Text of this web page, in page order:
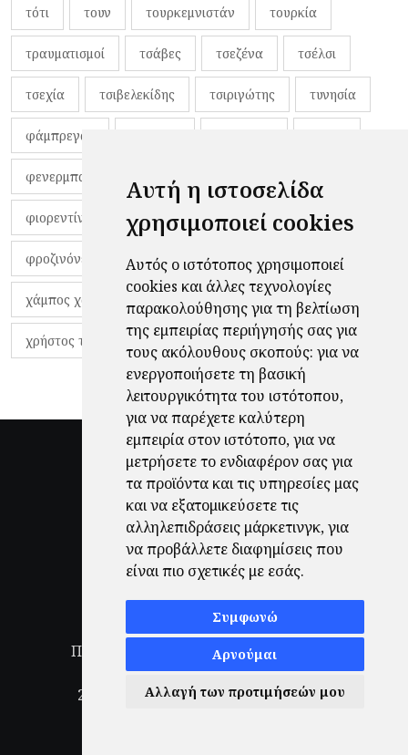
Αυτή η ιστοσελίδα
χρησιμοποιεί cookies
Αυτός ο ιστότοπος χρησιμοποιεί
cookies και άλλες τεχνολογίες
παρακολούθησης για τη βελτίωση
της εμπειρίας περιήγησής σας για
τους ακόλουθους σκοπούς: για να
ενεργοποιήσετε τη βασική
λειτουργικότητα του ιστότοπου,
για να παρέχετε καλύτερη
εμπειρία στον ιστότοπο,για να
μετρήσετε το ενδιαφέρον σας για
τα προϊόντα και τις υπηρεσίες μας
και να εξατομικεύσετε τις
αλληλεπιδράσεις μάρκετινγκ,για
να προβάλλετε διαφημίσεις που
είναι πιο σχετικές με εσάς.
Συμφωνώ
Αρνούμαι
Αλλαγή των προτιμήσεών μου
τότι τουν τουρκεμνιστάν τουρκία
τραυματισμοί τσάβες τσεζένα τσέλσι
τσεχία τσιβελεκίδης τσιριγώτης τυνησία
φάμπρεγας
φενερμπαχτσέ φερνάντο τόρες φίλαθλοι
φιορεντίνα φιρμίνο φρανκ ντε μπουρ
φροζινόνε φωκικός χαβίτο
χάμπος χαραλάμπους χάρι πότερ
χρήστος τζόλης
Πολιτική Απορρήτου |Όροι Χρήσης
Ενημέρωση προτιμήσεων cookies
2026
© Finale.gr All Rights Reserved